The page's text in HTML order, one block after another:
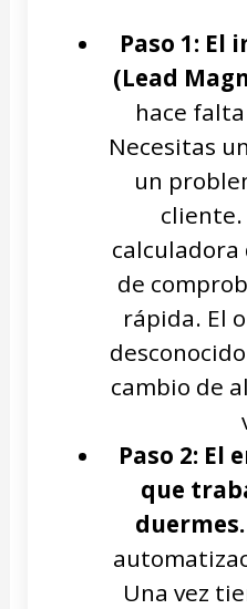
Paso 1: El
(Lead
hace
Necesitas
un
cliente.
calculadora
de
rápida. El
cambio de
Paso 2: El
que
duermes.
Una vez